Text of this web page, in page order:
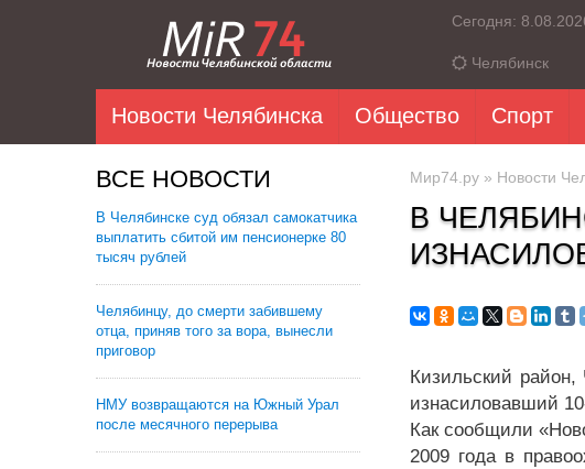
Сегодня:
Челябинск
Новости Челябинска Общество Спорт
ВСЕ НОВОСТИ
В Челябинске суд обязал самокатчика
выплатить сбитой им пенсионерке 80
тысяч рублей
Челябинцу, до смерти забившему
отца, приняв того за вора, вынесли
приговор
НМУ возвращаются на Южный Урал
после месячного перерыва
Мир74.ру » Новости
В
Кизильский
изнасиловавший
Как сообщили
2009 года в